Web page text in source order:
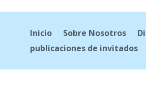
Inicio Sobre Nosotros
publicaciones de invitados